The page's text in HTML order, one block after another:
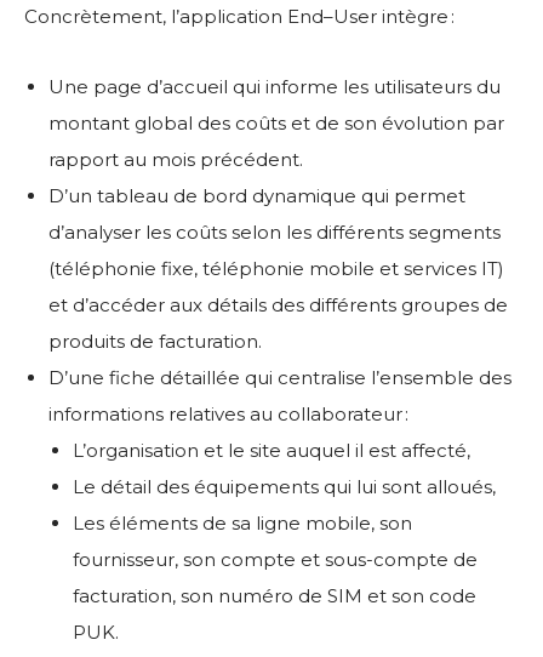
Concrètement, l’application End–User intègre :
Une page d’accueil qui informe les utilisateurs du
montant global des coûts et de son évolution par
rapport au mois précédent.
D’un tableau de bord dynamique qui permet
d’analyser les coûts selon les différents segments
(téléphonie fixe, téléphonie mobile et services IT)
et d’accéder aux détails des différents groupes de
produits de facturation.
D’une fiche détaillée qui centralise l’ensemble des
informations relatives au collaborateur :
L’organisation et le site auquel il est affecté,
Le détail des équipements qui lui sont alloués,
Les éléments de sa ligne mobile, son
fournisseur, son compte et sous-compte de
facturation, son numéro de SIM et son code
PUK.